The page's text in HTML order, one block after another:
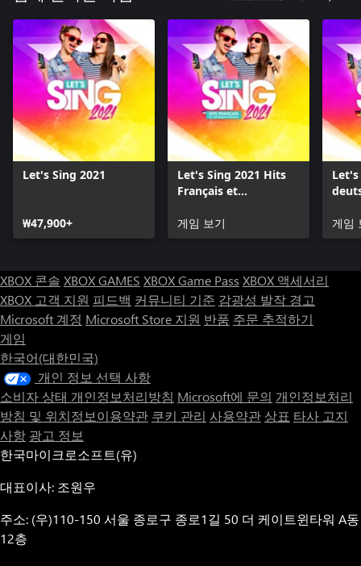
Let's Sing 2021
₩47,900+
Let's Sing 2021 Hits
Français et
게임 보기
게임
XBOX 콘솔 XBOX GAMES XBOX Game Pass XBOX 액세서리
XBOX 고객 지원 피드백 커뮤니티 기준 감광성 발작 경고
Microsoft 계정 Microsoft Store 지원 반품 주문 추적하기
게임
한국어(대한민국)
개인 정보 선택 사항
소비자 상태 개인정보처리방침 Microsoft에 문의 개인정보처리
방침 및 위치정보이용약관 쿠키 관리 사용약관 상표 타사 고지
사항 광고 정보
한국마이크로소프트(유)
대표이사: 조원우
주소: (우)110-150 서울 종로구 종로1길 50 더 케이트윈타워 A동
12층